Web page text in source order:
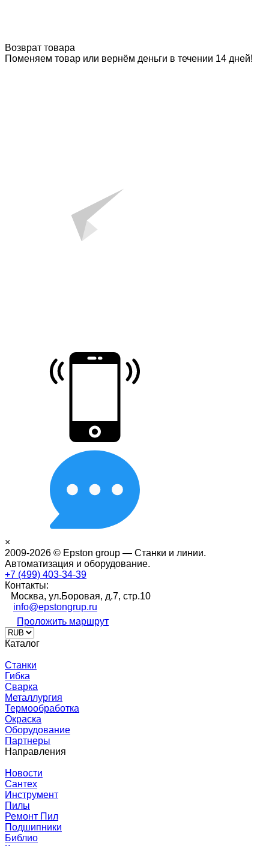
Возврат товара
Поменяем товар или вернём деньги в течении 14 дней!
×
2009-2026 © Epston group — Станки и линии.
Автоматизация и оборудование.
+7 (499) 403-34-39
Контакты:
Москва, ул.Боровая, д.7, стр.10
info@epstongrup.ru
Проложить маршрут
Каталог
Станки
Гибка
Сварка
Металлургия
Термообработка
Окраска
Оборудование
Партнеры
Направления
Новости
Сантех
Инструмент
Пилы
Ремонт Пил
Подшипники
Библио